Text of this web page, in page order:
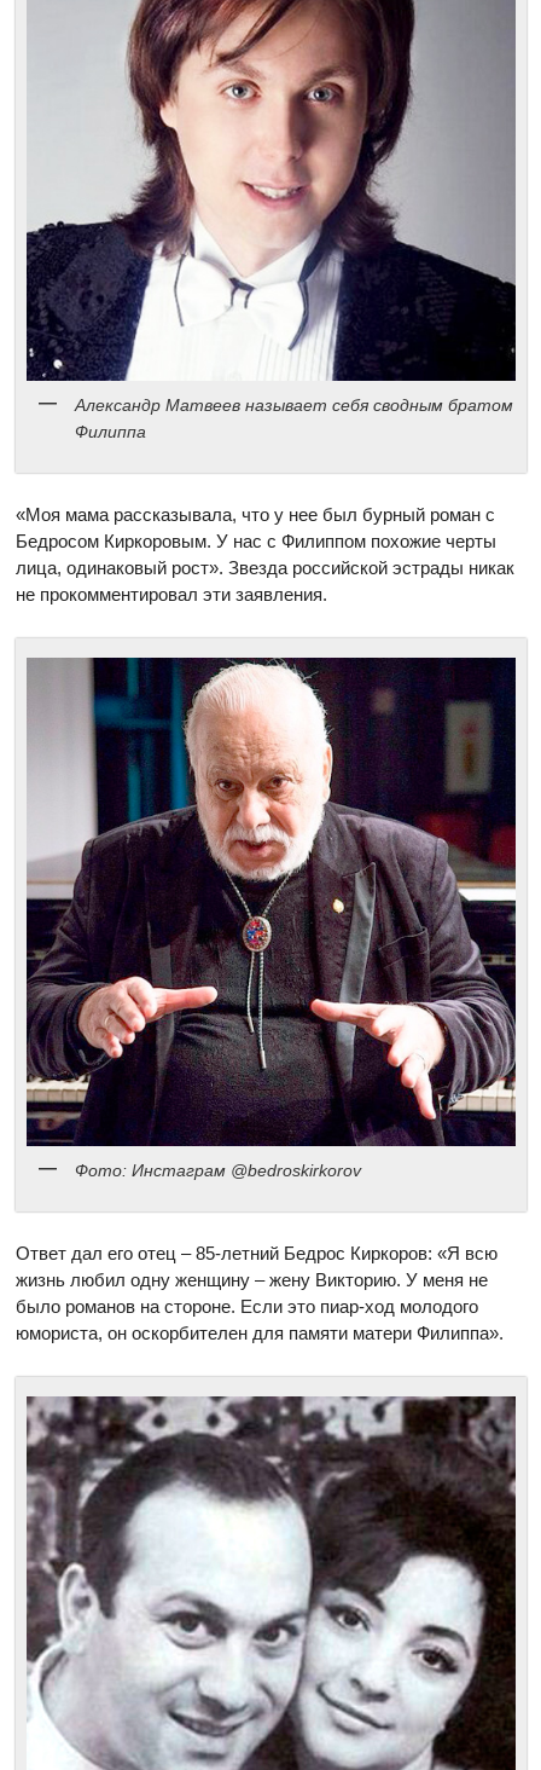
Александр Матвеев называет себя сводным братом
Филиппа
«Моя мама рассказывала, что у нее был бурный роман с
Бедросом Киркоровым. У нас с Филиппом похожие черты
лица, одинаковый рост». Звезда российской эстрады никак
не прокомментировал эти заявления.
Фото: Инстаграм @bedroskirkorov
Ответ дал его отец – 85-летний Бедрос Киркоров: «Я всю
жизнь любил одну женщину – жену Викторию. У меня не
было романов на стороне. Если это пиар-ход молодого
юмориста, он оскорбителен для памяти матери Филиппа».